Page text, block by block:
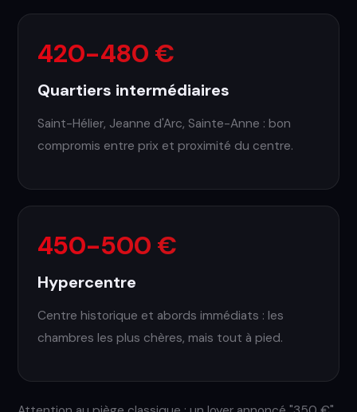
420-480 €
Quartiers intermédiaires
Saint-Hélier, Jeanne d'Arc, Sainte-Anne : bon
compromis entre prix et proximité du centre.
450-500 €
Hypercentre
Centre historique et abords immédiats : les
chambres les plus chères, mais tout à pied.